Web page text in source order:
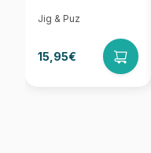
Jig & Puz
15,95€